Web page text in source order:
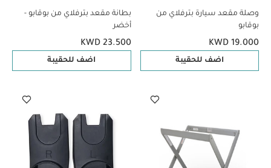
وصلة مقعد سيارة بترفلاي من
بوقابو
KWD 19.000
اضف للحقيبة
بطانة مقعد بترفلاي من بوقابو -
أخضر
KWD 23.500
اضف للحقيبة